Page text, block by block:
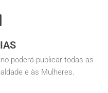
poderá publicar todas as
e às Mulheres.